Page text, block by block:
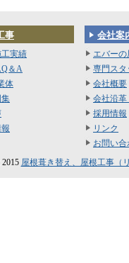
事
実績
Q＆A
体
会社案
エバー
専門スタ
会社概要
会社沿革
採用情報
リンク
お問い合
2015 屋根葺き替え、屋根工事（